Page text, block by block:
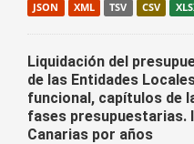
JSON XML TSV CSV
Liquidación del
de las Entidades
funcional, capítulos de
fases presupuestarias.
Canarias por años